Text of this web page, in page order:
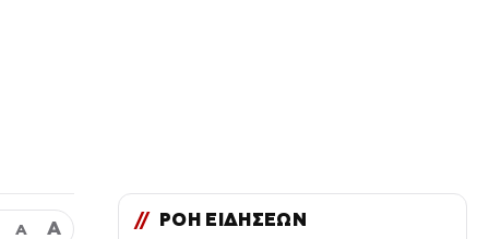
Α Α // ΡΟΗ ΕΙΔΗΣΕΩΝ